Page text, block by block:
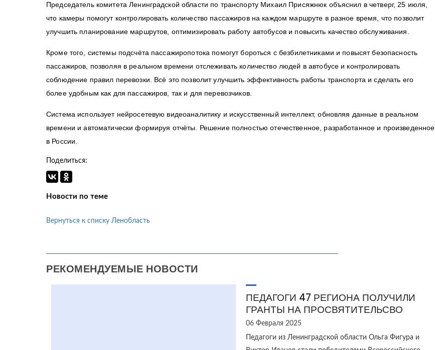
Председатель комитета Ленинградской области по транспорту Михаил Присяжнюк объяснил в четверг, 25 июля,
что камеры помогут контролировать количество пассажиров на каждом маршруте в разное время, что позволит
улучшить планирование маршрутов, оптимизировать работу автобусов и повысить качество обслуживания.
Кроме того, системы подсчёта пассажиропотока помогут бороться с безбилетниками и повысят безопасность
пассажиров, позволяя в реальном времени отслеживать количество людей в автобусе и контролировать
соблюдение правил перевозки. Всё это позволит улучшить эффективность работы транспорта и сделать его
более удобным как для пассажиров, так и для перевозчиков.
Система использует нейросетевую видеоаналитику и искусственный интеллект, обновляя данные в реальном
времени и автоматически формируя отчёты. Решение полностью отечественное, разработанное и произведенное
в России.
Поделиться:
Новости по теме
Вернуться к списку Ленобласть
РЕКОМЕНДУЕМЫЕ НОВОСТИ
ПЕДАГОГИ 47 РЕГИОНА ПОЛУЧИЛИ
ГРАНТЫ НА ПРОСВЯТИТЕЛЬСВО
06 Февраля 2025
Педагоги из Ленинградской области Ольга Фигура и